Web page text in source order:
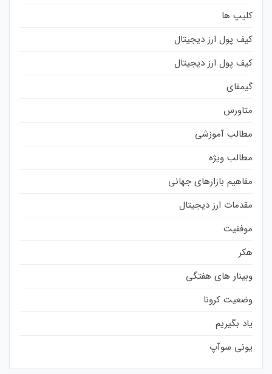
کلیپ ها
کیف پول ارز دیجیتال
کیف پول ارز دیجیتال
گیمفای
متاورس
مطالب آموزشی
مطالب ویژه
مفاهیم بازارهای جهانی
مقدمات ارز دیجیتال
موفقیت
هکر
وبینار های هفتگی
وضعیت کرونا
یاد بگیریم
یونی سوآپ